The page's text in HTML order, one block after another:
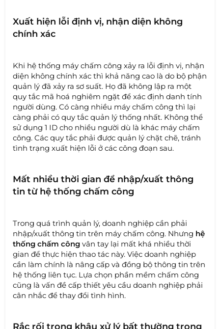
Xuất hiện lỗi định vị, nhận diện không
chính xác
Khi hệ thống máy chấm công xảy ra lỗi định vị, nhận
diện không chính xác thì khả năng cao là do bộ phận
quản lý đã xảy ra sơ suất. Họ đã không lập ra một
quy tắc mã hoá nghiêm ngặt để xác định danh tính
người dùng. Có càng nhiều máy chấm công thì lại
càng phải có quy tắc quản lý thống nhất. Không thể
sử dụng 1 ID cho nhiều người dù là khác máy chấm
công. Các quy tắc phải được quản lý chặt chẽ, tránh
tình trạng xuất hiện lỗi ở các công đoạn sau.
Mất nhiều thời gian để nhập/xuất thông
tin từ hệ thống chấm công
Trong quá trình quản lý, doanh nghiệp cần phải
nhập/xuất thông tin trên máy chấm công. Nhưng hệ
thống chấm công vân tay lại mất khá nhiều thời
gian để thực hiện thao tác này. Việc doanh nghiệp
cần làm chính là nâng cấp và đồng bộ thông tin trên
hệ thống liên tục. Lựa chọn phần mềm chấm công
cũng là vấn đề cấp thiết yêu cầu doanh nghiệp phải
cân nhắc để thay đổi tình hình.
Rắc rối trong khâu xử lý bất thường trong